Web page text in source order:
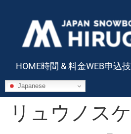
HOME時間 & 料金WEB申込
Japanese
リュウノスケ